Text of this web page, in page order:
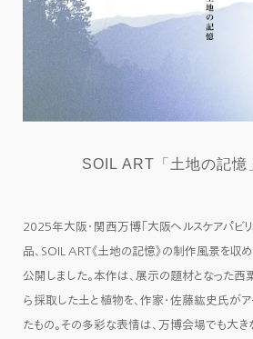
SOIL ART「土地の記憶
2025年大阪・関西万博「大阪ヘルスケアパビ
品、SOIL ART《土地の記憶》の制作風景を収
公開しました。本作は、展示の題材となった
ら採取した土と植物を、作家・佐藤紘史氏がア
たもの。その多彩な表情は、万博会場でも大き